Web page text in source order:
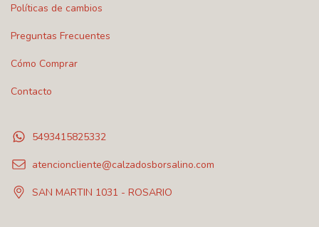
Políticas de cambios
Preguntas Frecuentes
Cómo Comprar
Contacto
5493415825332
atencioncliente@calzadosborsalino.com
SAN MARTIN 1031 - ROSARIO